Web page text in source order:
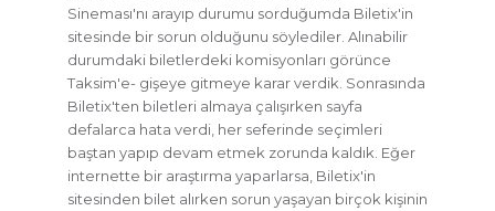
Sineması'nı arayıp durumu sorduğumda Biletix'in
sitesinde bir sorun olduğunu söylediler. Alınabilir
durumdaki biletlerdeki komisyonları görünce
Taksim'e- gişeye gitmeye karar verdik. Sonrasında
Biletix'ten biletleri almaya çalışırken sayfa
defalarca hata verdi, her seferinde seçimleri
baştan yapıp devam etmek zorunda kaldık. Eğer
internette bir araştırma yaparlarsa, Biletix'in
sitesinden bilet alırken sorun yaşayan birçok kişinin